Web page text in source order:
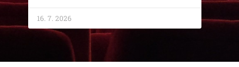
16. 7. 2026